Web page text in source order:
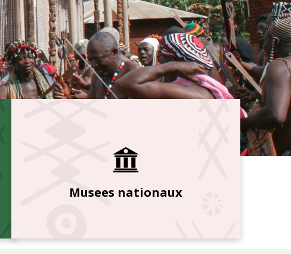
Musees nationaux